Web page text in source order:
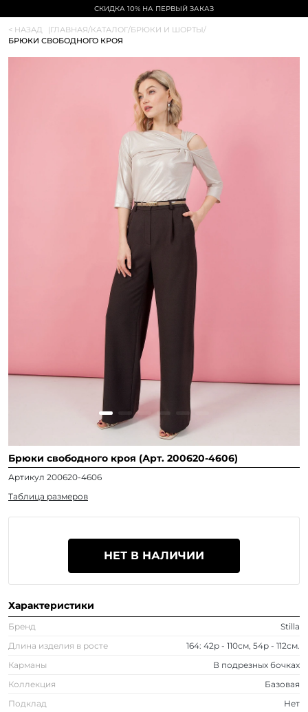
СКИДКА 10% НА ПЕРВЫЙ ЗАКАЗ
< НАЗАД |ГЛАВНАЯ/КАТАЛОГ/БРЮКИ И ШОРТЫ/
БРЮКИ СВОБОДНОГО КРОЯ
Брюки свободного кроя (Арт. 200620-4606)
Артикул 200620-4606
Таблица размеров
НЕТ В НАЛИЧИИ
Характеристики
Бренд
Stilla
Длина изделия в росте
164: 42р - 110см, 54р - 112см.
Карманы
В подрезных бочках
Коллекция
Базовая
Подклад
Нет